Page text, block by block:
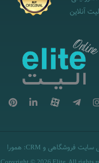
سایت فروشگاهی و CRM
: همورا